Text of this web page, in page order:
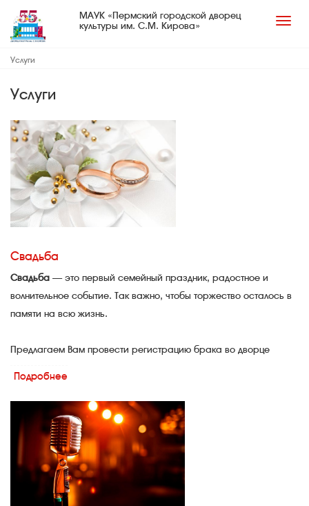
МАУК «Пермский городской дворец
культуры им. С.М. Кирова»
Услуги
Услуги
Свадьба
Свадьба — это первый семейный праздник, радостное и
волнительное событие. Так важно, чтобы торжество осталось в
памяти на всю жизнь.
Предлагаем Вам провести регистрацию брака во дворце
торжественной и романтичной обстановке произнести друг
другу клятву любви и верности!
Для проведения свадебной регистрации ДК им Кирова
располагает:
Тематически оформленным залом торжеств
Живописным зимним садом, где состоится ваша
Подробнее